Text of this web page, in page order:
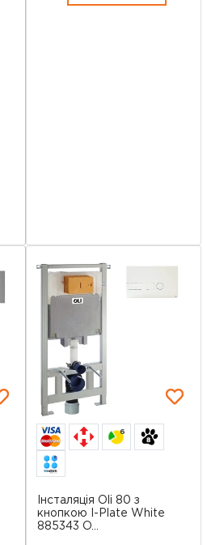
6
Інсталяція Oli 80 з
кнопкою I-Plate White
885343 O...